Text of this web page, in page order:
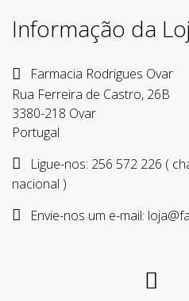
Informação da
Farmacia Rodrigues Ovar
Rua Ferreira de Castro, 26B
3380-218 Ovar
Portugal
Ligue-nos: 256 572 226 (
nacional )
Envie-nos um e-mail: